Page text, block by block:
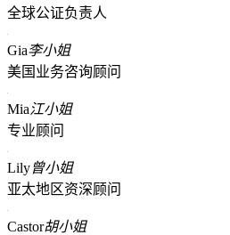
全球公证负责人
Gia李小姐
美国业务咨询顾问
Mia江小姐
专业顾问
Lily曾小姐
亚太地区资深顾问
Castor胡小姐